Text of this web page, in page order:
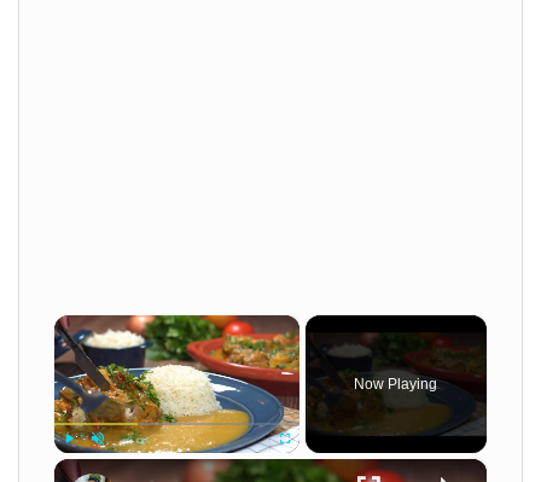
×
Fullscreen
Now Playing
×